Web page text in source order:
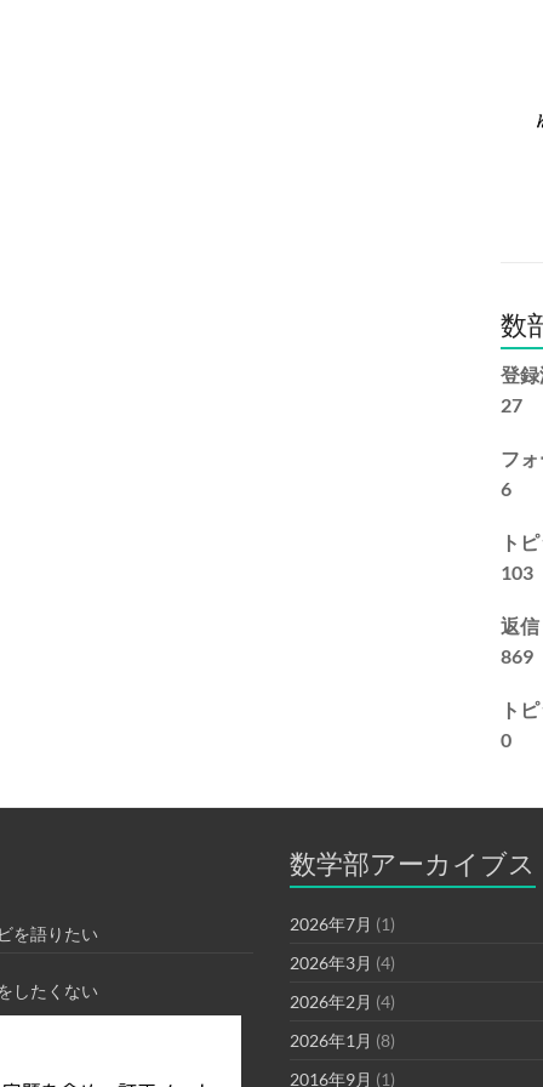
数
登
27
フ
6
ト
103
返信
869
ト
0
を語りたい
したくない
数学部アーカイブス
2026年7月 (1)
2026年3月 (4)
2026年2月 (4)
2026年1月 (8)
2016年9月 (1)